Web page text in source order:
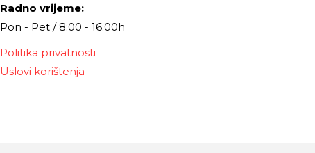
Radno vrijeme:
Pon - Pet / 8:00 - 16:00h
Politika privatnosti
Uslovi korištenja